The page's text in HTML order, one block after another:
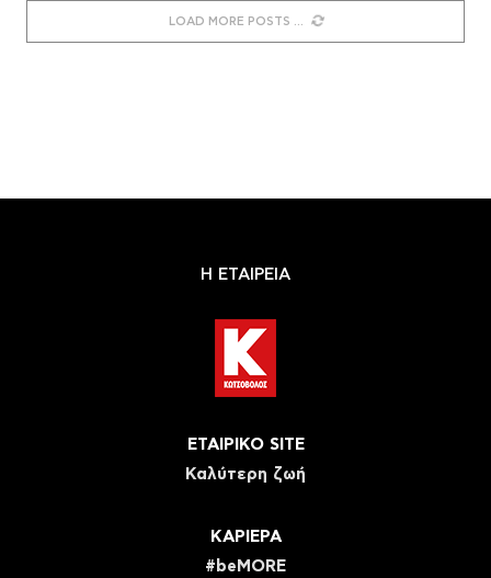
LOAD MORE POSTS
Η ΕΤΑΙΡΕΙΑ
ΕΤΑΙΡΙΚΟ SITE
Καλύτερη ζωή
ΚΑΡΙΕΡΑ
#beMORE